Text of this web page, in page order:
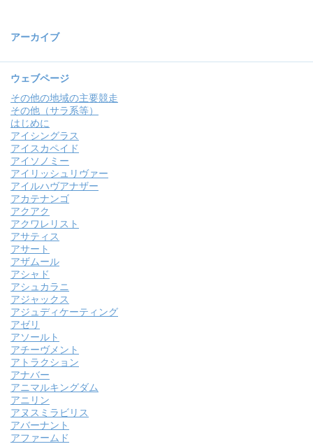
アーカイブ
ウェブページ
その他の地域の主要競走
その他（サラ系等）
はじめに
アイシングラス
アイスカペイド
アイソノミー
アイリッシュリヴァー
アイルハヴアナザー
アカテナンゴ
アクアク
アクワレリスト
アサティス
アサート
アザムール
アシャド
アシュカラニ
アジャックス
アジュディケーティング
アゼリ
アソールト
アチーヴメント
アトラクション
アナバー
アニマルキングダム
アニリン
アヌスミラビリス
アバーナント
アファームド